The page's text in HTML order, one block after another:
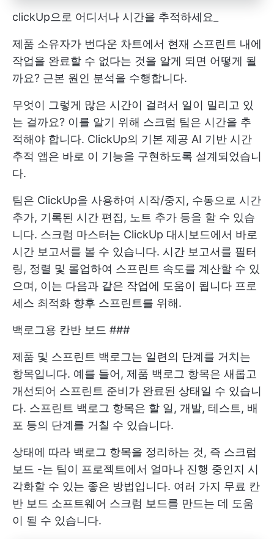
clickUp으로 어디서나 시간을 추적하세요_
제품 소유자가 번다운 차트에서 현재 스프린트 내에
작업을 완료할 수 없다는 것을 알게 되면 어떻게 될
까요? 근본 원인 분석을 수행합니다.
무엇이 그렇게 많은 시간이 걸려서 일이 밀리고 있
는 걸까요? 이를 알기 위해 스크럼 팀은 시간을 추
적해야 합니다. ClickUp의 기본 제공 AI 기반 시간
추적 앱은 바로 이 기능을 구현하도록 설계되었습니
다.
팀은 ClickUp을 사용하여 시작/중지, 수동으로 시간
추가, 기록된 시간 편집, 노트 추가 등을 할 수 있습
니다. 스크럼 마스터는 ClickUp 대시보드에서 바로
시간 보고서를 볼 수 있습니다. 시간 보고서를 필터
링, 정렬 및 롤업하여 스프린트 속도를 계산할 수 있
으며, 이는 다음과 같은 작업에 도움이 됩니다 프로
세스 최적화 향후 스프린트를 위해.
백로그용 칸반 보드 ###
제품 및 스프린트 백로그는 일련의 단계를 거치는
항목입니다. 예를 들어, 제품 백로그 항목은 새롭고
개선되어 스프린트 준비가 완료된 상태일 수 있습니
다. 스프린트 백로그 항목은 할 일, 개발, 테스트, 배
포 등의 단계를 거칠 수 있습니다.
상태에 따라 백로그 항목을 정리하는 것, 즉 스크럼
보드 -는 팀이 프로젝트에서 얼마나 진행 중인지 시
각화할 수 있는 좋은 방법입니다. 여러 가지 무료 칸
반 보드 소프트웨어 스크럼 보드를 만드는 데 도움
이 될 수 있습니다.